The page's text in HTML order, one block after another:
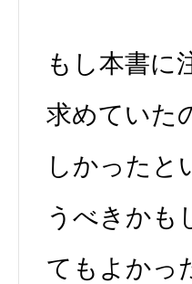
もし本書に
求めていた
しかったと
うべきかも
てもよかっ